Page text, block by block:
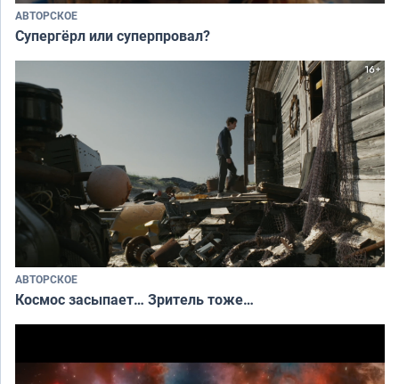
АВТОРСКОЕ
Супергёрл или суперпровал?
АВТОРСКОЕ
Космос засыпает… Зритель тоже…